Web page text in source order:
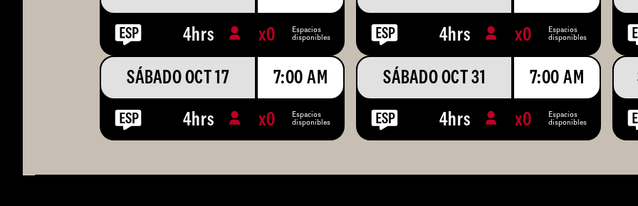
4hrs x0 Espacios
disponibles 4hrs x0 Espacios
disponibles
SÁBADO OCT 17 7:00 AM
4hrs x0 Espacios
disponibles
SÁBADO OCT 31 7:00 AM
4hrs x0 Espacios
disponibles